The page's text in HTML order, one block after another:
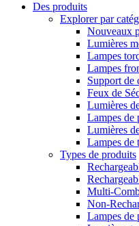
Des produits
Explorer par
Nouveaux
Lumières
Lampes
Lampes
Support de
Feux de
Lumières
Lampes de
Lumières
Lampes de
Types de produits
Multi-
Non-
Lampes de